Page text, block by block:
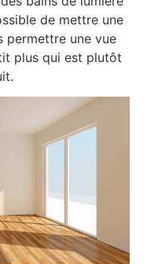
de mettre une
permettre une vue
plus qui est plutôt